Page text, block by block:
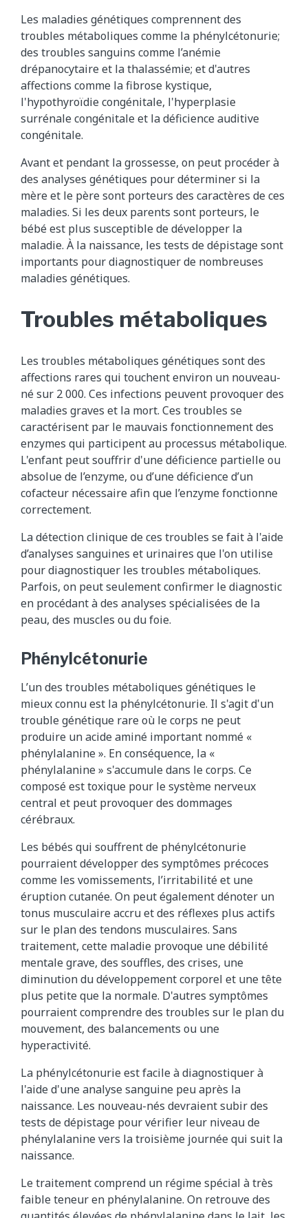
Les maladies génétiques comprennent des
troubles métaboliques comme la phénylcétonurie;
des troubles sanguins comme l’anémie
drépanocytaire et la thalassémie; et d'autres
affections comme la fibrose kystique,
l'hypothyroïdie congénitale, l'hyperplasie
surrénale congénitale et la déficience auditive
congénitale.
Avant et pendant la grossesse, on peut procéder à
des analyses génétiques pour déterminer si la
mère et le père sont porteurs des caractères de ces
maladies. Si les deux parents sont porteurs, le
bébé est plus susceptible de développer la
maladie. À la naissance, les tests de dépistage sont
importants pour diagnostiquer de nombreuses
maladies génétiques.
Troubles métaboliques
Les troubles métaboliques génétiques sont des
affections rares qui touchent environ un nouveau-
né sur 2 000. Ces infections peuvent provoquer des
maladies graves et la mort. Ces troubles se
caractérisent par le mauvais fonctionnement des
enzymes qui participent au processus métabolique.
L'enfant peut souffrir d'une déficience partielle ou
absolue de l’enzyme, ou d’une déficience d’un
cofacteur nécessaire afin que l’enzyme fonctionne
correctement.
La détection clinique de ces troubles se fait à l'aide
d’analyses sanguines et urinaires que l'on utilise
pour diagnostiquer les troubles métaboliques.
Parfois, on peut seulement confirmer le diagnostic
en procédant à des analyses spécialisées de la
peau, des muscles ou du foie.
Phénylcétonurie
L’un des troubles métaboliques génétiques le
mieux connu est la phénylcétonurie. Il s'agit d'un
trouble génétique rare où le corps ne peut
produire un acide aminé important nommé «
phénylalanine ». En conséquence, la «
phénylalanine » s'accumule dans le corps. Ce
composé est toxique pour le système nerveux
central et peut provoquer des dommages
cérébraux.
Les bébés qui souffrent de phénylcétonurie
pourraient développer des symptômes précoces
comme les vomissements, l’irritabilité et une
éruption cutanée. On peut également dénoter un
tonus musculaire accru et des réflexes plus actifs
sur le plan des tendons musculaires. Sans
traitement, cette maladie provoque une débilité
mentale grave, des souffles, des crises, une
diminution du développement corporel et une tête
plus petite que la normale. D'autres symptômes
pourraient comprendre des troubles sur le plan du
mouvement, des balancements ou une
hyperactivité.
La phénylcétonurie est facile à diagnostiquer à
l'aide d'une analyse sanguine peu après la
naissance. Les nouveau-nés devraient subir des
tests de dépistage pour vérifier leur niveau de
phénylalanine vers la troisième journée qui suit la
naissance.
Le traitement comprend un régime spécial à très
faible teneur en phénylalanine. On retrouve des